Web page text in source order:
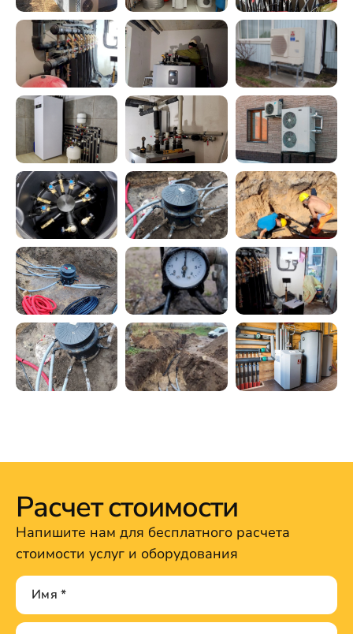
Расчет стоимости
Напишите нам для бесплатного расчета
стоимости услуг и оборудования